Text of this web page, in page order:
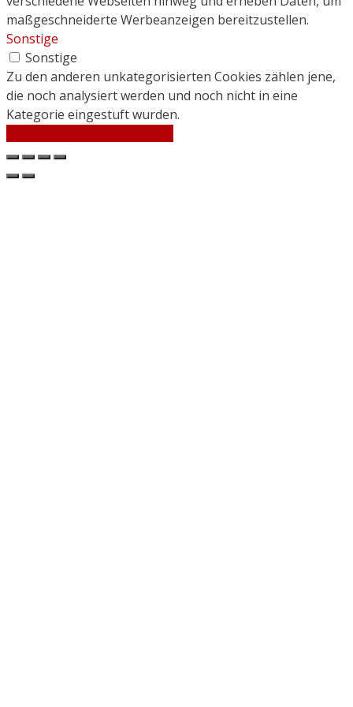
maßgeschneiderte Werbeanzeigen bereitzustellen.
Sonstige
Sonstige
Zu den anderen unkategorisierten Cookies zählen jene,
die noch analysiert werden und noch nicht in eine
Kategorie eingestuft wurden.